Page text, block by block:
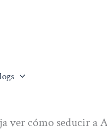
ver cómo seducir a